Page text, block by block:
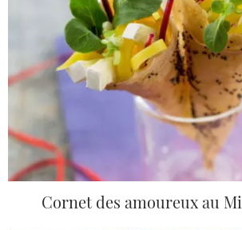
Cornet des amoureux au